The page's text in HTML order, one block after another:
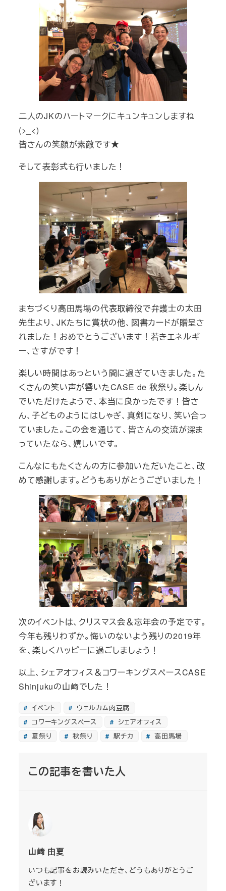
二人のJKのハートマークにキュンキュンしますね
(>_<)
皆さんの笑顔が素敵です★
そして表彰式も行いました！
まちづくり高田馬場の代表取締役で弁護士の太田
先生より、JKたちに賞状の他、図書カードが贈呈さ
れました！おめでとうございます！若きエネルギ
ー、さすがです！
楽しい時間はあっという間に過ぎていきました。た
くさんの笑い声が響いたCASE de 秋祭り。楽しん
でいただけたようで、本当に良かったです！皆さ
ん、子どものようにはしゃぎ、真剣になり、笑い合っ
ていました。この会を通じて、皆さんの交流が深ま
っていたなら、嬉しいです。
こんなにもたくさんの方に参加いただいたこと、改
めて感謝します。どうもありがとうございました！
次のイベントは、クリスマス会＆忘年会の予定です。
今年も残りわずか。悔いのないよう残りの2019年
を、楽しくハッピーに過ごしましょう！
以上、シェアオフィス＆コワーキングスペースCASE
Shinjukuの山﨑でした！
イベント
ウェルカム肉豆腐
コワーキングスペース
シェアオフィス
夏祭り
秋祭り 駅チカ 高田馬場
この記事を書いた人
山﨑 由夏
いつも記事をお読みいただき、どうもありがとうご
ざいます！